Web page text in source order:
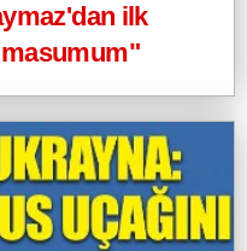
ilk
masumum"